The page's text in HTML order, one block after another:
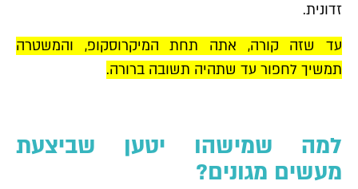
זדונית.
עד שזה קורה, אתה תחת המיקרוסקופ, והמשטרה
תמשיך לחפור עד שתהיה תשובה ברורה.
למה שמישהו יטען שביצעת
מעשים מגונים?